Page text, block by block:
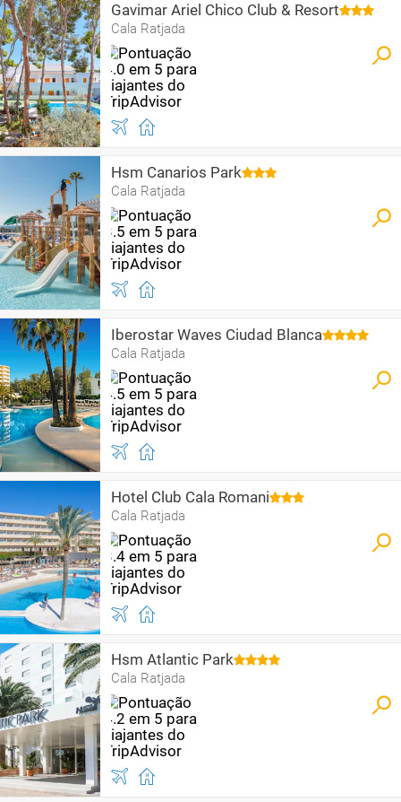
Gavimar Ariel Chico Club & Resort
Cala Ratjada
Hsm Canarios Park
Cala Ratjada
Iberostar Waves Ciudad Blanca
Cala Ratjada
Hotel Club Cala Romani
Cala Ratjada
Hsm Atlantic Park
Cala Ratjada